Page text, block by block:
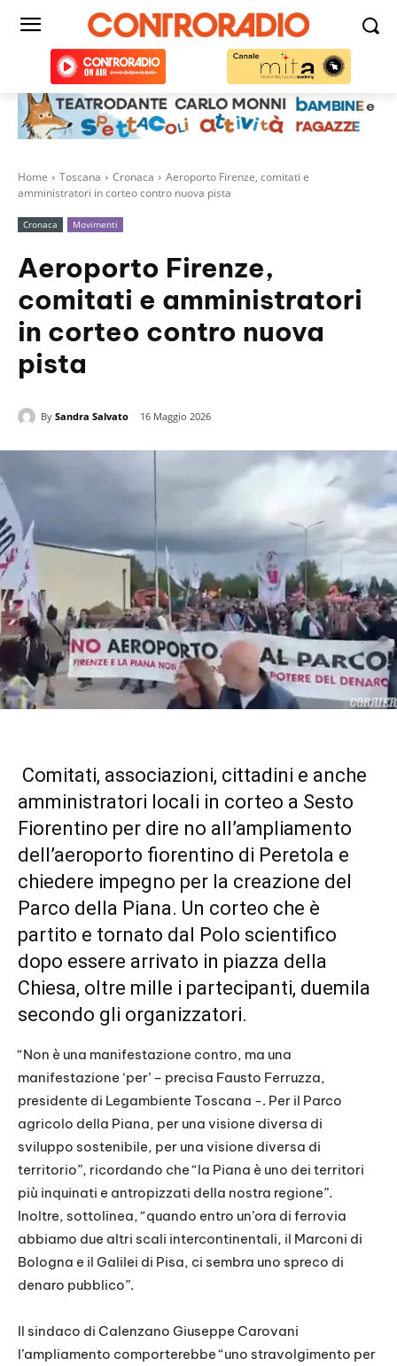
Home Toscana Cronaca
Aeroporto Firenze, comitati e
amministratori in corteo contro nuova pista
Cronaca Movimenti
Aeroporto Firenze,
comitati e amministratori
in corteo contro nuova
pista
By Sandra Salvato 16 Maggio 2026
Comitati, associazioni, cittadini e anche
amministratori locali in corteo a Sesto
Fiorentino per dire no all’ampliamento
dell’aeroporto fiorentino di Peretola e
chiedere impegno per la creazione del
Parco della Piana. Un corteo che è
partito e tornato dal Polo scientifico
dopo essere arrivato in piazza della
Chiesa, oltre mille i partecipanti, duemila
secondo gli organizzatori.
“Non è una manifestazione contro, ma una
manifestazione ‘per’ – precisa Fausto Ferruzza,
presidente di Legambiente Toscana -. Per il Parco
agricolo della Piana, per una visione diversa di
sviluppo sostenibile, per una visione diversa di
territorio”, ricordando che “la Piana è uno dei territori
più inquinati e antropizzati della nostra regione”.
Inoltre, sottolinea, “quando entro un’ora di ferrovia
abbiamo due altri scali intercontinentali, il Marconi di
Bologna e il Galilei di Pisa, ci sembra uno spreco di
denaro pubblico”.
Il sindaco di Calenzano Giuseppe Carovani
l’ampliamento comporterebbe “uno stravolgimento per